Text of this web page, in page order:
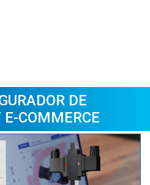
DE
E-COMMERCE